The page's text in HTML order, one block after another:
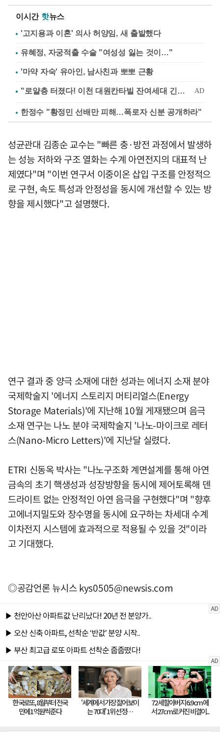
이시간 핫뉴스
'고지용과 이혼' 의사 허양임, 새 출발했다
유혜정, 자궁적출 수술 "여성성 잃는 것이…"
'마약 자숙' 유아인, 남사친과 뽀뽀 근황
한정수 "황정민 선배만 피해…폭로자 신분 공개하라"
성균관대 김종순 교수는 "빠른 충·방전 과정에서 발생하
는 성능 저하와 구조 열화는 수계 아연전지의 대표적 난
제였다"며 "이번 연구서 이중이온 삽입 구조를 안정적으
로 구현, 속도 특성과 안정성을 동시에 개선할 수 있는 방
향을 제시했다"고 설명했다.
연구 결과 중 양극 소재에 대한 성과는 에너지 소재 분야
국제학술지 '에너지 스토리지 머티리얼스(Energy
Storage Materials)'에 지난해 10월 게재됐으며 음극
소재 연구는 나노 분야 국제학술지 '나노-마이크로 레터
스(Nano-Micro Letters)'에 지난달 실렸다.
ETRI 신동옥 박사는 "나노구조화 계면설계를 통해 아연
금속의 초기 핵생성과 성장방향을 동시에 제어토록해 덴
드라이트 없는 안정적인 아연 음극을 구현했다"며 "향후
고에너지밀도와 장수명을 동시에 요구하는 차세대 수계
이차전지 시스템에 효과적으로 적용될 수 있을 것"이라
고 기대했다.
◎공감언론 뉴시스kys0505@newsis.com